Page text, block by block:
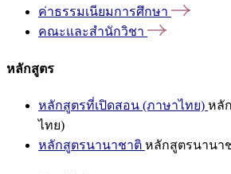
ค่าธรรมเนียมการศึกษา
คณะและสำนักวิชา
หลักสูตร
หลักสูตรที่เปิดสอน (ภาษาไทย) หลั
ไทย)
หลักสูตรนานาชาติ หลักสูตรนานา